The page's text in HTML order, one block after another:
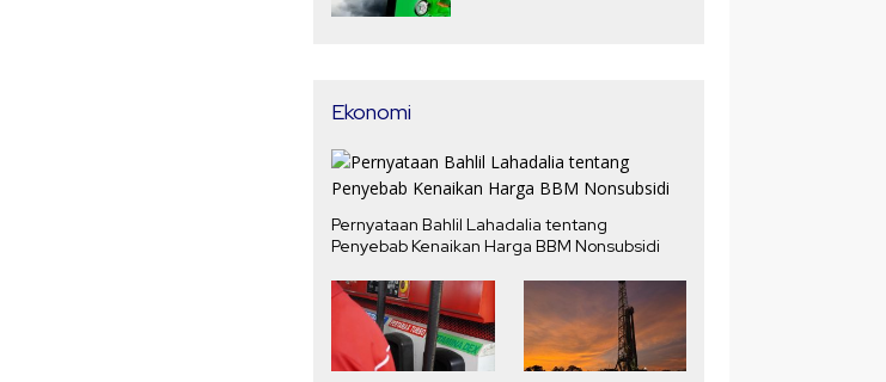
Ekonomi
Pernyataan Bahlil Lahadalia tentang
Penyebab Kenaikan Harga BBM Nonsubsidi